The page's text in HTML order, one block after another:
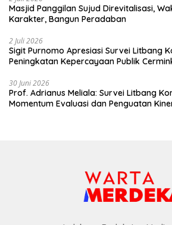
Masjid Panggilan Sujud Direvitalisasi,
Karakter, Bangun Peradaban
2 Juli 2026
Sigit Purnomo Apresiasi Survei Litbang
Peningkatan Kepercayaan Publik
30 Juni 2026
Prof. Adrianus Meliala: Survei Litbang
Momentum Evaluasi dan Penguatan